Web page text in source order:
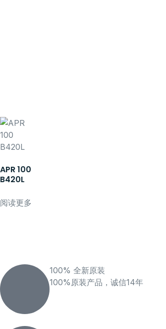
APR 100
B420L
阅读更多
100% 全新原装
100%原装产品，诚信14年